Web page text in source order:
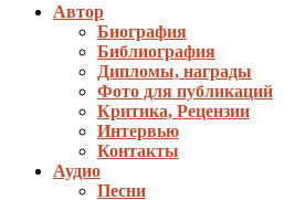
Автор
Биография
Библиография
Дипломы, награды
Фото для публикаций
Критика, Рецензии
Интервью
Контакты
Аудио
Песни